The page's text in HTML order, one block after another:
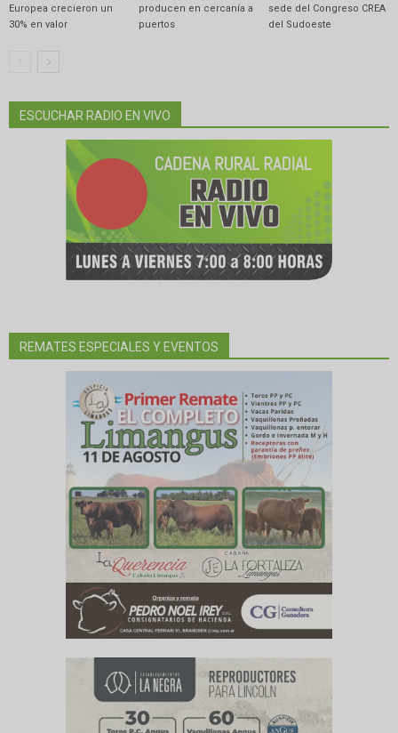
Europea crecieron un
30% en valor
producen en cercanía a
puertos
sede del Congreso CREA
del Sudoeste
ESCUCHAR RADIO EN VIVO
REMATES ESPECIALES Y EVENTOS